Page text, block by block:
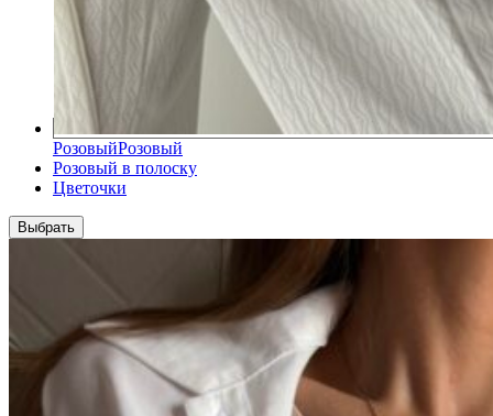
РозовыйРозовый
Розовый в полоску
Цветочки
Выбрать